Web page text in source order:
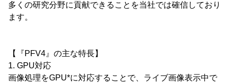
多くの研究分野に貢献できることを当社では確信しており
ます。
【『PFV4』の主な特長】
1. GPU対応
画像処理をGPU*に対応することで、ライブ画像表示中で